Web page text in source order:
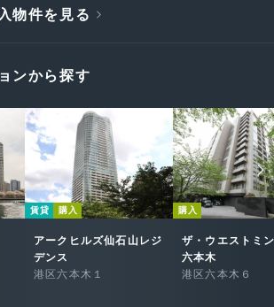
物件を見る
ンから探す
賃貸 購入
アークヒルズ仙石山レジ
デンス
港区六本木１
購入
ザ・ウエストミ
六本木
港区六本木６